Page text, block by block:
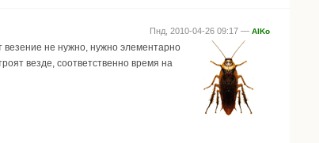
Пнд, 2010-04-26 09:17 — AlKo
везение не нужно, нужно элементарно
везде, соответственно время на